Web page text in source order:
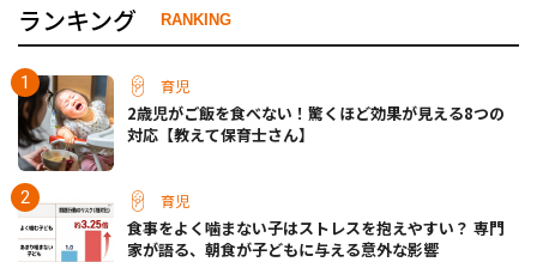
ランキング RANKING
育児
2歳児がご飯を食べない！驚くほど効果が見える8つの
対応【教えて保育士さん】
育児
食事をよく噛まない子はストレスを抱えやすい？ 専門
家が語る、朝食が子どもに与える意外な影響